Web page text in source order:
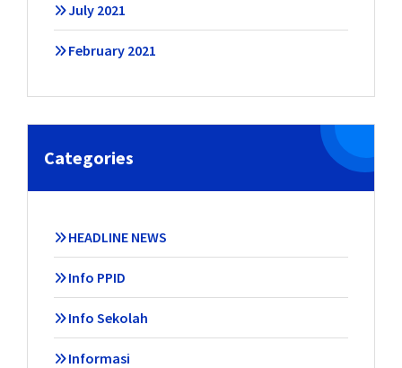
July 2021
February 2021
Categories
HEADLINE NEWS
Info PPID
Info Sekolah
Informasi